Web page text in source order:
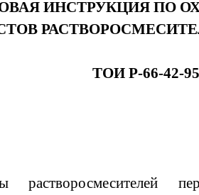
ИНСТРУКЦИЯ ПО
ТОИ Р-66-42-95
растворосмесителей